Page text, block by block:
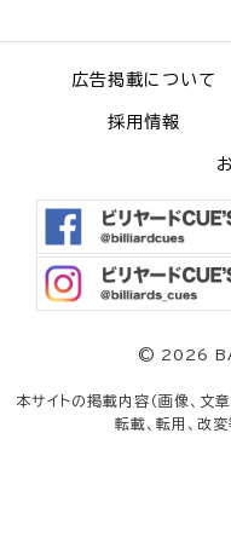
広告掲載について
採用情報
© 2026
本サイトの掲載内容（画像、文
転載、転用、改